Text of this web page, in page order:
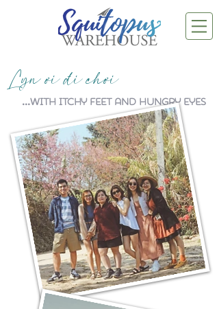
Lyn ơi đi chơi
...with itchy feet and hungry eyes